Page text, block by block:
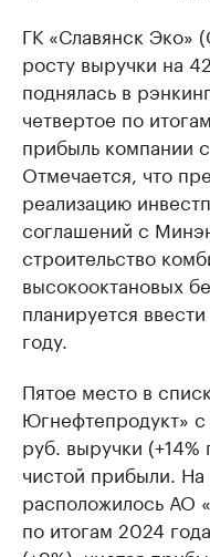
ГК «Славянск Эко»
росту выручки на
поднялась в
четвертое по
прибыль компании
Отмечается, что
реализацию
соглашений с
строительство
высокооктановых
планируется
году.
Пятое место в
Югнефтепродукт»
руб. выручки (+14%
чистой прибыли.
расположилось АО
по итогам 2024